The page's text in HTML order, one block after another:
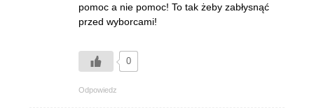
pomoc a nie pomoc! To tak żeby zabłysnąć
przed wyborcami!
0
Odpowiedz